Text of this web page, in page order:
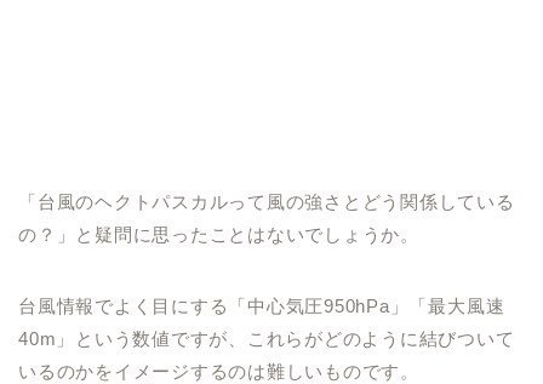
「台風のヘクトパスカルって風の強さとどう関係している
の？」と疑問に思ったことはないでしょうか。
台風情報でよく目にする「中心気圧950hPa」「最大風速
40m」という数値ですが、これらがどのように結びついて
いるのかをイメージするのは難しいものです。